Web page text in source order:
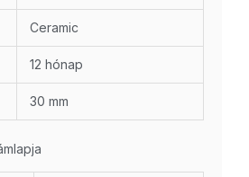
Ceramic
12 hónap
30 mm